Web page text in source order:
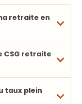
retraite en
CSG retraite
taux plein